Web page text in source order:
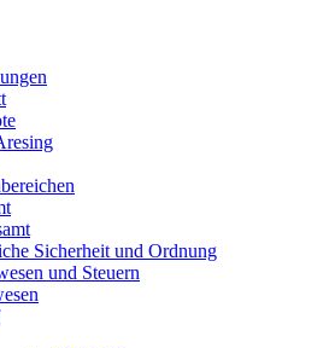
Sicherheit und Ordnung
und Steuern